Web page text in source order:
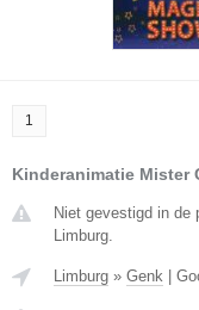
1
Kinderanimatie Mister
Niet gevestigd in de
Limburg.
Limburg » Genk